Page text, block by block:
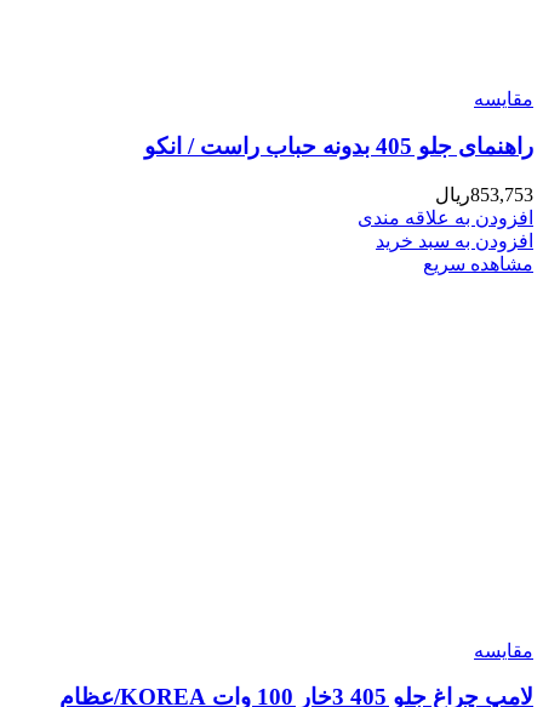
مقایسه
راهنمای جلو 405 بدونه حباب راست / انکو
853,753ریال
افزودن به علاقه مندی
افزودن به سبد خرید
مشاهده سریع
مقایسه
لامپ چراغ جلو 405 3خار 100 وات KOREA/عظام